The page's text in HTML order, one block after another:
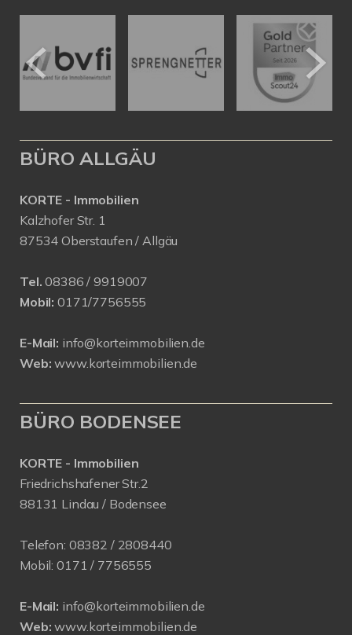
BÜRO ALLGÄU
KORTE - Immobilien
Kalzhofer Str. 1
87534 Oberstaufen / Allgäu
Tel. 08386 / 9919007
Mobil: 0171/7756555
E-Mail: info@korteimmobilien.de
Web: www.korteimmobilien.de
BÜRO BODENSEE
KORTE - Immobilien
Friedrichshafener Str.2
88131 Lindau / Bodensee
Telefon: 08382 / 2808440
Mobil: 0171 / 7756555
E-Mail: info@korteimmobilien.de
Web: www.korteimmobilien.de